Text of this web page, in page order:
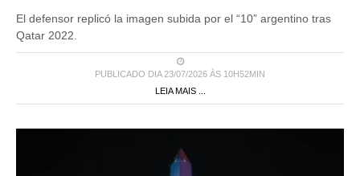
El defensor replicó la imagen subida por el “10” argentino tras
Qatar 2022.
PUBLICADO DIA 23/07/2026 ÀS 10H52MIN
LEIA MAIS ...